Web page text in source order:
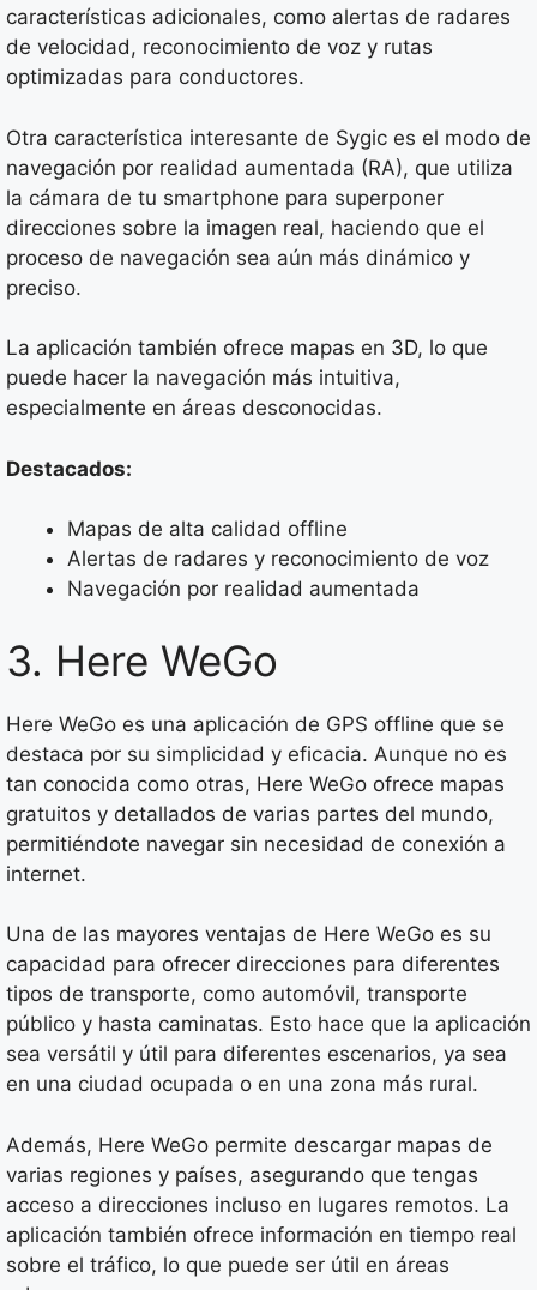
características adicionales, como alertas de radares
de velocidad, reconocimiento de voz y rutas
optimizadas para conductores.
Otra característica interesante de Sygic es el modo de
navegación por realidad aumentada (RA), que utiliza
la cámara de tu smartphone para superponer
direcciones sobre la imagen real, haciendo que el
proceso de navegación sea aún más dinámico y
preciso.
La aplicación también ofrece mapas en 3D, lo que
puede hacer la navegación más intuitiva,
especialmente en áreas desconocidas.
Destacados:
Mapas de alta calidad offline
Alertas de radares y reconocimiento de voz
Navegación por realidad aumentada
3. Here WeGo
Here WeGo es una aplicación de GPS offline que se
destaca por su simplicidad y eficacia. Aunque no es
tan conocida como otras, Here WeGo ofrece mapas
gratuitos y detallados de varias partes del mundo,
permitiéndote navegar sin necesidad de conexión a
internet.
Una de las mayores ventajas de Here WeGo es su
capacidad para ofrecer direcciones para diferentes
tipos de transporte, como automóvil, transporte
público y hasta caminatas. Esto hace que la aplicación
sea versátil y útil para diferentes escenarios, ya sea
en una ciudad ocupada o en una zona más rural.
Además, Here WeGo permite descargar mapas de
varias regiones y países, asegurando que tengas
acceso a direcciones incluso en lugares remotos. La
aplicación también ofrece información en tiempo real
sobre el tráfico, lo que puede ser útil en áreas